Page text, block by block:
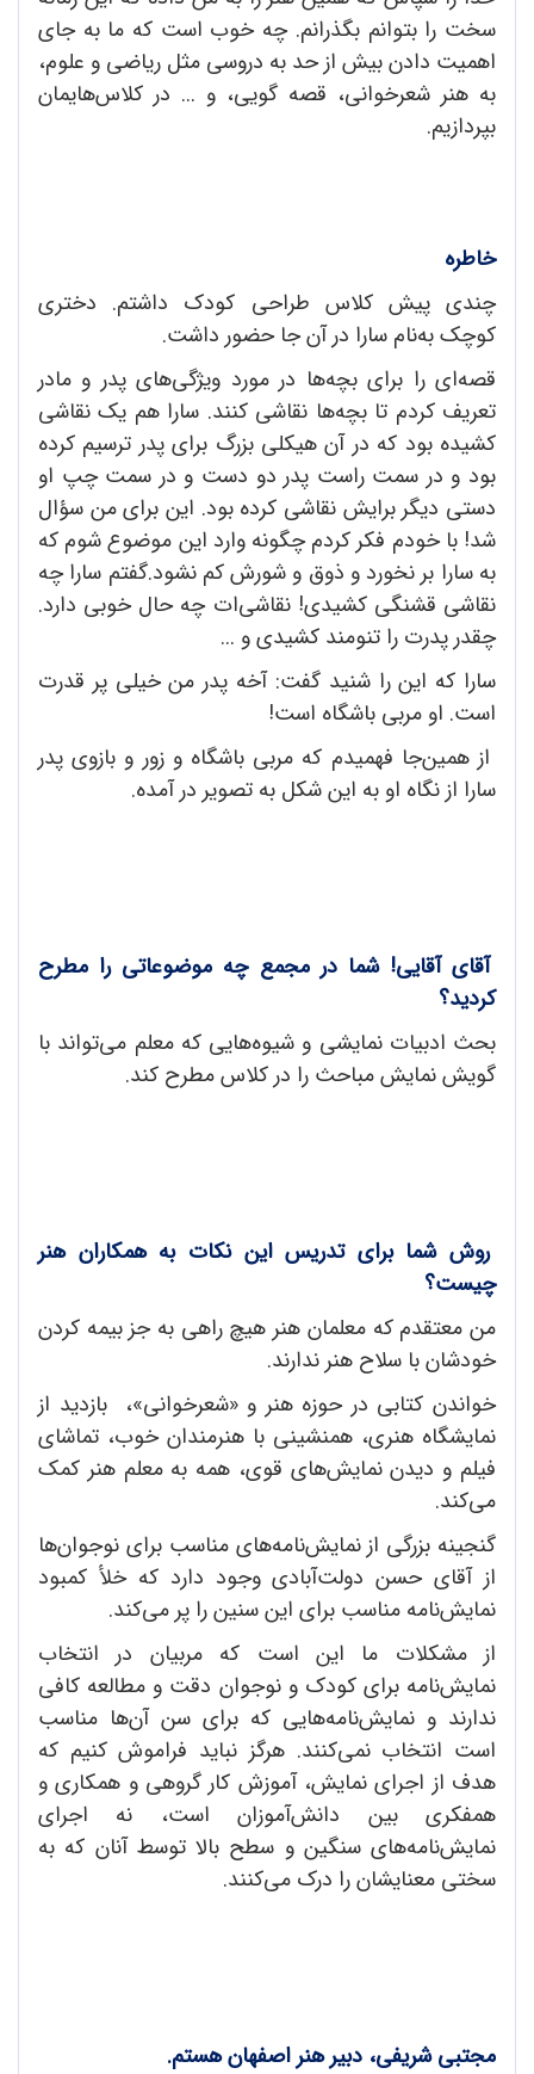
سخت را بتوانم بگذرانم. چه خوب است که ما به جای
اهمیت دادن بیش از حد به دروسی مثل ریاضی و علوم،
به هنر شعرخوانی، قصه گویی، و ... در کلاس‌هایمان
بپردازیم.
خاطره
چندی پیش کلاس طراحی کودک داشتم. دختری
کوچک به‌نام سارا در آن جا حضور داشت.
قصه‌ای را برای بچه‌ها در مورد ویژگی‌های پدر و مادر
تعریف کردم تا بچه‌ها نقاشی کنند. سارا هم یک نقاشی
کشیده بود که در آن هیکلی بزرگ برای پدر ترسیم کرده
بود و در سمت راست پدر دو دست و در سمت چپ او
دستی دیگر برایش نقاشی کرده بود. این برای من سؤال
شد! با خودم فکر کردم چگونه وارد این موضوع شوم که
به سارا بر نخورد و ذوق و شورش کم نشود.گفتم سارا چه
نقاشی قشنگی کشیدی! نقاشی‌ات چه حال خوبی دارد.
چقدر پدرت را تنومند کشیدی و ...
سارا که این را شنید گفت: آخه پدر من خیلی پر قدرت
است. او مربی باشگاه است!
از همین‌جا فهمیدم که مربی باشگاه و زور و بازوی پدر
سارا از نگاه او به این شکل به تصویر در آمده.
آقای آقایی! شما در مجمع چه موضوعاتی را مطرح
کردید؟
بحث ادبیات نمایشی و شیوه‌هایی که معلم می‌تواند با
گویش نمایش مباحث را در کلاس مطرح کند.
روش شما برای تدریس این نکات به همکاران هنر
چیست؟
من معتقدم که معلمان هنر هیچ راهی به جز بیمه کردن
خودشان با سلاح هنر ندارند.
خواندن کتابی در حوزه هنر و «شعرخوانی»، بازدید از
نمایشگاه هنری، همنشینی با هنرمندان خوب، تماشای
فیلم و دیدن نمایش‌های قوی، همه به معلم هنر کمک
می‌کند.
گنجینه بزرگی از نمایش‌نامه‌های مناسب برای نوجوان‌ها
از آقای حسن دولت‌آبادی وجود دارد که خلأ کمبود
نمایش‌نامه مناسب برای این سنین را پر می‌کند.
از مشکلات ما این است که مربیان در انتخاب
نمایش‌نامه برای کودک و نوجوان دقت و مطالعه کافی
ندارند و نمایش‌نامه‌هایی که برای سن آن‌ها مناسب
است انتخاب نمی‌کنند. هرگز نباید فراموش کنیم که
هدف از اجرای نمایش، آموزش کار گروهی و همکاری و
همفکری بین دانش‌آموزان است، نه اجرای
نمایش‌نامه‌های سنگین و سطح بالا توسط آنان که به
سختی معنایشان را درک می‌کنند.
مجتبی شریفی، دبیر هنر اصفهان هستم.